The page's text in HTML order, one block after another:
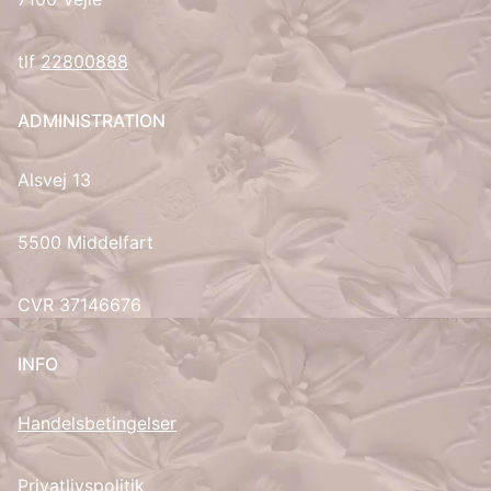
LT
PL
PT
ES
tlf22800888
ADMINISTRATION
Alsvej 13
5500 Middelfart
CVR 37146676
INFO
Handelsbetingelser
Privatlivspolitik